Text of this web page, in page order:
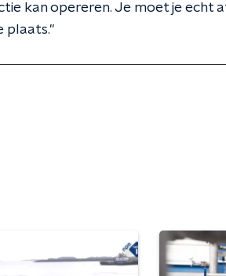
kan opereren. Je moet je echt
plaats."